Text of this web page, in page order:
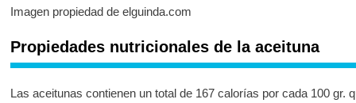
Imagen propiedad de elguinda.com
Propiedades nutricionales de la aceituna
Las aceitunas contienen un total de 167 calorías por cada 100 gr.